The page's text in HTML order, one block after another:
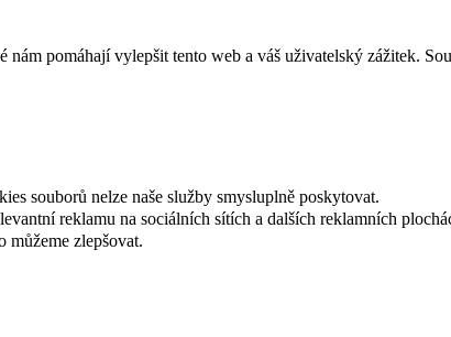
pomáhají vylepšit tento web a váš uživatelský zážitek.
souborů nelze naše služby smysluplně poskytovat.
reklamu na sociálních sítích a dalších reklamních
můžeme zlepšovat.